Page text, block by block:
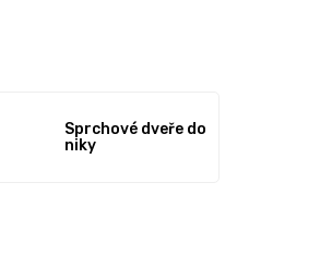
Sprchové dveře do
niky